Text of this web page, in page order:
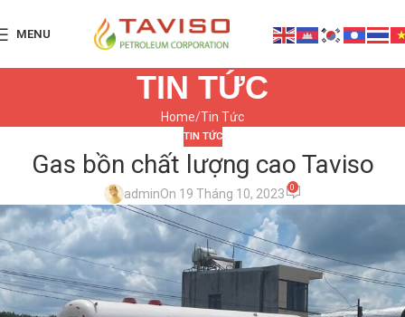
MENU
TIN TỨC
Home Tin Tức
TIN TỨC
Gas bồn chất lượng cao Taviso
adminOn 19 Tháng 10, 2023 0